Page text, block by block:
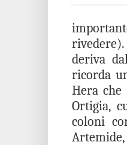
deriva
ricorda
Hera che
Ortigia,
coloni